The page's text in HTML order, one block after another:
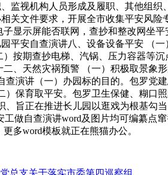
监视机构人员形成及履职、其他组
文件要求，开展全市收集平安风
显示屏能否联网，查抄和整改网坐
平安自查演讲八、设备设备平安 （
按期查抄电梯、汽锅、压力容器等
、天然灾祸预警 （一）积极取景象
演讲（一）办园标的目的。包罗党
保育取平安。包罗卫生保健、糊口
旨正在推进长儿园以逛戏为根基勾
做自查演讲word及图片均可编纂点
多word模板就正在熊猫办公。
总支关于落实市委第四巡察组